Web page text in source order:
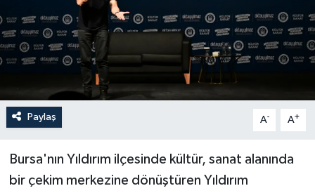
Paylaş A- A+
Bursa'nın Yıldırım ilçesinde kültür, sanat alanında
bir çekim merkezine dönüştüren Yıldırım